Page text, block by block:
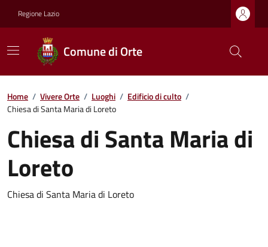
Regione Lazio
Comune di Orte
Home / Vivere Orte / Luoghi / Edificio di culto /
Chiesa di Santa Maria di Loreto
Chiesa di Santa Maria di
Loreto
Chiesa di Santa Maria di Loreto